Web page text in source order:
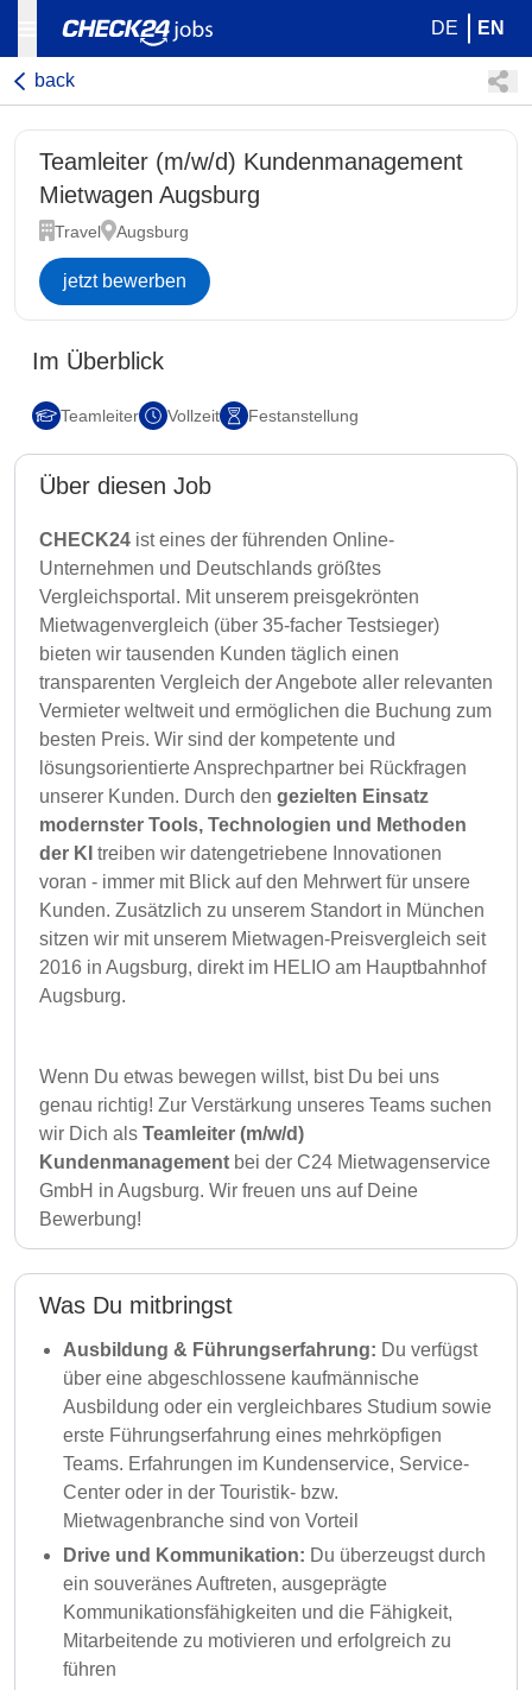
DE EN
back
Teamleiter (m/w/d) Kundenmanagement
Mietwagen Augsburg
Travel Augsburg
jetzt bewerben
Im Überblick
Teamleiter Vollzeit Festanstellung
Über diesen Job
CHECK24 ist eines der führenden Online-
Unternehmen und Deutschlands größtes
Vergleichsportal. Mit unserem preisgekrönten
Mietwagenvergleich (über 35-facher Testsieger)
bieten wir tausenden Kunden täglich einen
transparenten Vergleich der Angebote aller relevanten
Vermieter weltweit und ermöglichen die Buchung zum
besten Preis. Wir sind der kompetente und
lösungsorientierte Ansprechpartner bei Rückfragen
unserer Kunden. Durch den gezielten Einsatz
modernster Tools, Technologien und Methoden
der KI treiben wir datengetriebene Innovationen
voran - immer mit Blick auf den Mehrwert für unsere
Kunden. Zusätzlich zu unserem Standort in München
sitzen wir mit unserem Mietwagen-Preisvergleich seit
2016 in Augsburg, direkt im HELIO am Hauptbahnhof
Augsburg.
Wenn Du etwas bewegen willst, bist Du bei uns
genau richtig! Zur Verstärkung unseres Teams suchen
wir Dich als Teamleiter (m/w/d)
Kundenmanagement bei der C24 Mietwagenservice
GmbH in Augsburg. Wir freuen uns auf Deine
Bewerbung!
Was Du mitbringst
Ausbildung & Führungserfahrung: Du verfügst
über eine abgeschlossene kaufmännische
Ausbildung oder ein vergleichbares Studium sowie
erste Führungserfahrung eines mehrköpfigen
Teams. Erfahrungen im Kundenservice, Service-
Center oder in der Touristik- bzw.
Mietwagenbranche sind von Vorteil
Drive und Kommunikation: Du überzeugst durch
ein souveränes Auftreten, ausgeprägte
Kommunikationsfähigkeiten und die Fähigkeit,
Mitarbeitende zu motivieren und erfolgreich zu
führen